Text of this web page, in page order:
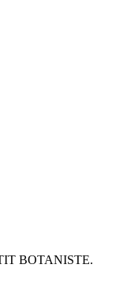
BOTANISTE.